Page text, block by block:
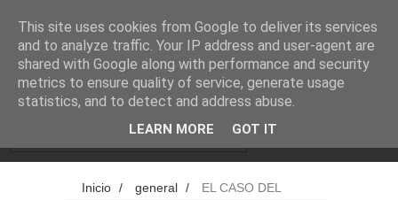
Cargando...
Inicio / general /
EL CASO DEL
This site uses cookies from Google to deliver its services
and to analyze traffic. Your IP address and user-agent are
shared with Google along with performance and security
metrics to ensure quality of service, generate usage
statistics, and to detect and address abuse.
LEARN MORE GOT IT